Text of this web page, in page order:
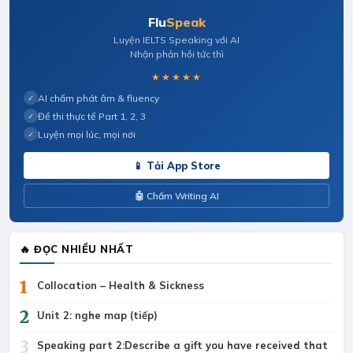
FluSpeak
Luyện IELTS Speaking với AI
Nhận phản hồi tức thì
★★★★★
✓ AI chấm phát âm & fluency
✓ Đề thi thực tế Part 1, 2, 3
✓ Luyện mọi lúc, mọi nơi
📱 Tải App Store
🤖 Chấm Writing AI
🔥 ĐỌC NHIỀU NHẤT
1 Collocation – Health & Sickness
2 Unit 2: nghe map (tiếp)
3
Speaking part 2:Describe a gift you have received that